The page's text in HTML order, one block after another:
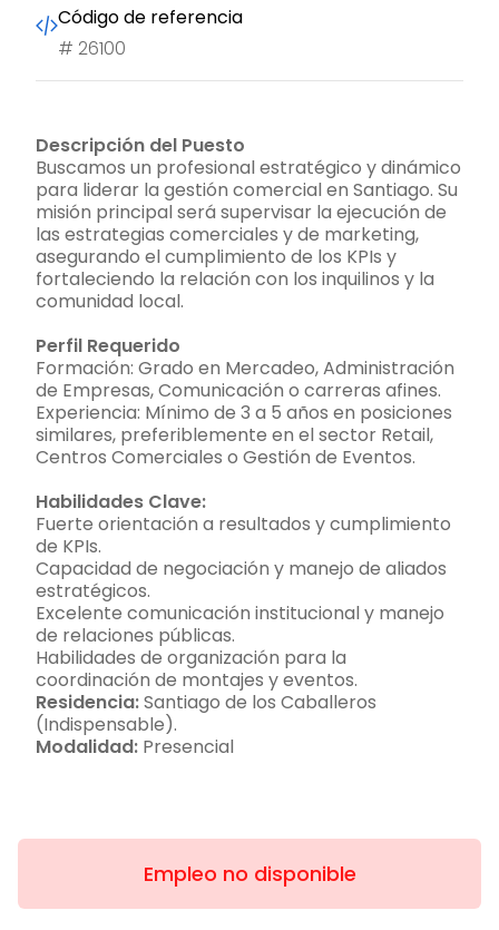
Descripción del Puesto
Buscamos un profesional estratégico y dinámico
para liderar la gestión comercial en Santiago. Su
misión principal será supervisar la ejecución de
las estrategias comerciales y de marketing,
asegurando el cumplimiento de los KPIs y
fortaleciendo la relación con los inquilinos y la
comunidad local.
Perfil Requerido
Formación: Grado en Mercadeo, Administración
de Empresas, Comunicación o carreras afines.
Experiencia: Mínimo de 3 a 5 años en posiciones
similares, preferiblemente en el sector Retail,
Centros Comerciales o Gestión de Eventos.
Habilidades Clave:
Fuerte orientación a resultados y cumplimiento
de KPIs.
Capacidad de negociación y manejo de aliados
estratégicos.
Excelente comunicación institucional y manejo
de relaciones públicas.
Habilidades de organización para la
coordinación de montajes y eventos.
Residencia:Santiago de los Caballeros
(Indispensable).
Modalidad: Presencial
Código de referencia
# 26100
Empleo no disponible